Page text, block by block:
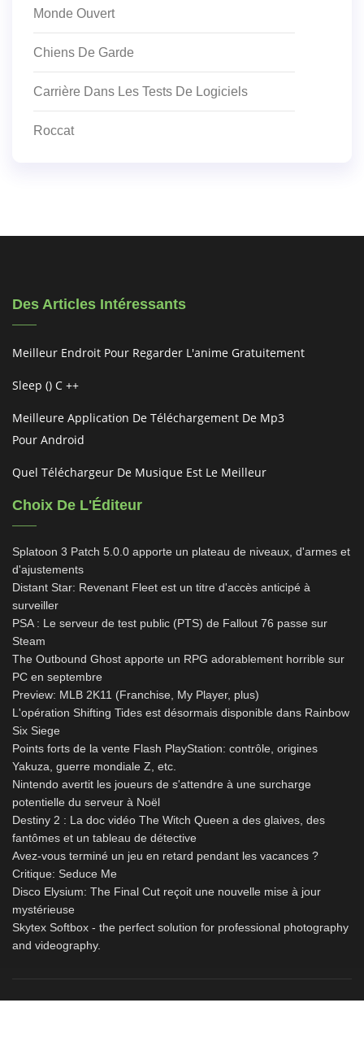
Monde Ouvert
Chiens De Garde
Carrière Dans Les Tests De Logiciels
Roccat
Des Articles Intéressants
Meilleur Endroit Pour Regarder L'anime Gratuitement
Sleep () C ++
Meilleure Application De Téléchargement De Mp3
Pour Android
Quel Téléchargeur De Musique Est Le Meilleur
Choix De L'Éditeur
Splatoon 3 Patch 5.0.0 apporte un plateau de niveaux, d'armes et
d'ajustements
Distant Star: Revenant Fleet est un titre d'accès anticipé à
surveiller
PSA : Le serveur de test public (PTS) de Fallout 76 passe sur
Steam
The Outbound Ghost apporte un RPG adorablement horrible sur
PC en septembre
Preview: MLB 2K11 (Franchise, My Player, plus)
L'opération Shifting Tides est désormais disponible dans Rainbow
Six Siege
Points forts de la vente Flash PlayStation: contrôle, origines
Yakuza, guerre mondiale Z, etc.
Nintendo avertit les joueurs de s'attendre à une surcharge
potentielle du serveur à Noël
Destiny 2 : La doc vidéo The Witch Queen a des glaives, des
fantômes et un tableau de détective
Avez-vous terminé un jeu en retard pendant les vacances ?
Critique: Seduce Me
Disco Elysium: The Final Cut reçoit une nouvelle mise à jour
mystérieuse
Skytex Softbox - the perfect solution for professional photography
and videography.